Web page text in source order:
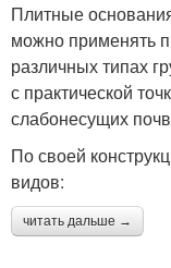
Плитные
можно применять
различных типах
с практической
слабонесущих
По своей
видов:
читать дальше →